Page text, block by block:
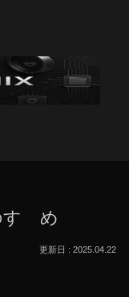
ゝめ
2025.04.22